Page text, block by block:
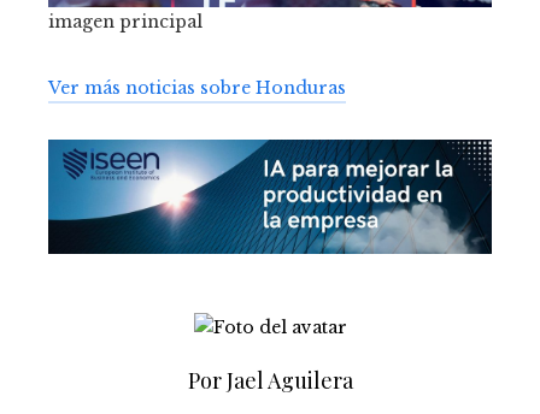
imagen principal
Ver más noticias sobre Honduras
Por Jael Aguilera